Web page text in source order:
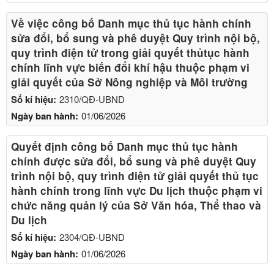
Số kí hiệu: 2310/QĐ-UBND
Ngày ban hành: 01/06/2026
Về việc công bố Danh mục thủ tục hành chính
sửa đổi, bổ sung và phê duyệt Quy trình nội bộ,
quy trình điện tử trong giải quyết thủtục hành
chính lĩnh vực biến đổi khí hậu thuộc phạm vi
giải quyết của Sở Nông nghiệp và Môi trường
Số kí hiệu: 2304/QĐ-UBND
Ngày ban hành: 01/06/2026
Quyết định công bố Danh mục thủ tục hành
chính được sửa đổi, bổ sung và phê duyệt Quy
trình nội bộ, quy trình điện tử giải quyết thủ tục
hành chính trong lĩnh vực Du lịch thuộc phạm vi
chức năng quản lý của Sở Văn hóa, Thể thao và
Du lịch